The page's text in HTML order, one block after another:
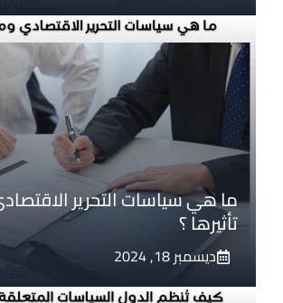
ما هي سياسات التحرير
تأثيرها ؟
ديسمبر 18, 2024